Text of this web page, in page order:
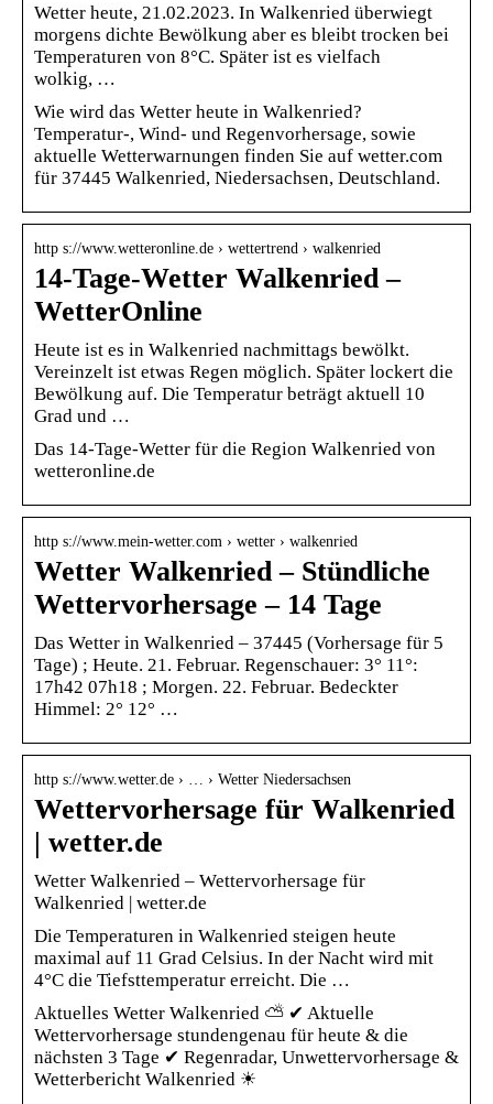
Wetter heute, 21.02.2023. In Walkenried überwiegt
morgens dichte Bewölkung aber es bleibt trocken bei
Temperaturen von 8°C. Später ist es vielfach
wolkig, …
Wie wird das Wetter heute in Walkenried?
Temperatur-, Wind- und Regenvorhersage, sowie
aktuelle Wetterwarnungen finden Sie auf wetter.com
für 37445 Walkenried, Niedersachsen, Deutschland.
http s://www.wetteronline.de › wettertrend › walkenried
14-Tage-Wetter Walkenried –
WetterOnline
Heute ist es in Walkenried nachmittags bewölkt.
Vereinzelt ist etwas Regen möglich. Später lockert die
Bewölkung auf. Die Temperatur beträgt aktuell 10
Grad und …
Das 14-Tage-Wetter für die Region Walkenried von
wetteronline.de
http s://www.mein-wetter.com › wetter › walkenried
Wetter Walkenried – Stündliche
Wettervorhersage – 14 Tage
Das Wetter in Walkenried – 37445 (Vorhersage für 5
Tage) ; Heute. 21. Februar. Regenschauer: 3° 11°:
17h42 07h18 ; Morgen. 22. Februar. Bedeckter
Himmel: 2° 12° …
http s://www.wetter.de › … › Wetter Niedersachsen
Wettervorhersage für Walkenried
| wetter.de
Wetter Walkenried – Wettervorhersage für
Walkenried | wetter.de
Die Temperaturen in Walkenried steigen heute
maximal auf 11 Grad Celsius. In der Nacht wird mit
4°C die Tiefsttemperatur erreicht. Die …
Aktuelles Wetter Walkenried ⛅ ✔ Aktuelle
Wettervorhersage stundengenau für heute & die
nächsten 3 Tage ✔ Regenradar, Unwettervorhersage &
Wetterbericht Walkenried ☀